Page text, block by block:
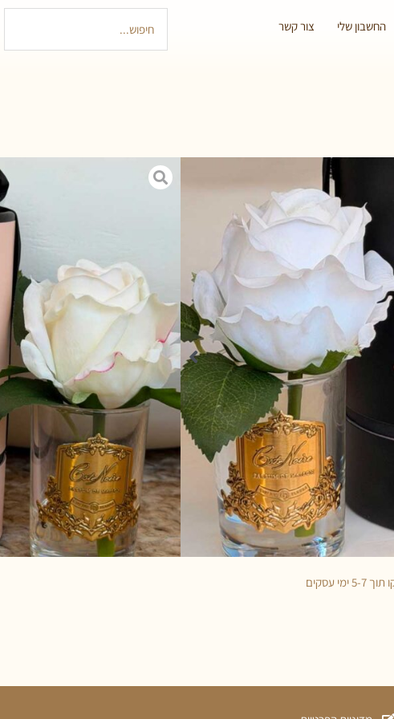
החשבון שלי צור קשר
עסקים